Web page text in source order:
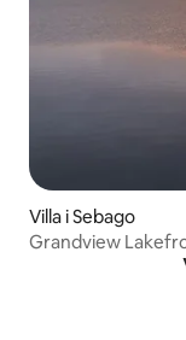
Villa i Sebago
Grandview